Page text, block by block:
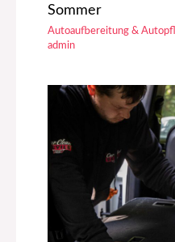
Sommer
Autoaufbereitung &
admin